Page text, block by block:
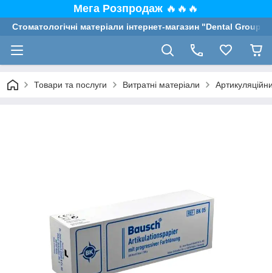
Мега Розпродаж 🔥🔥🔥
Стоматологічні матеріали інтернет-магазин "Dental Group"
Товари та послуги Витратні матеріали